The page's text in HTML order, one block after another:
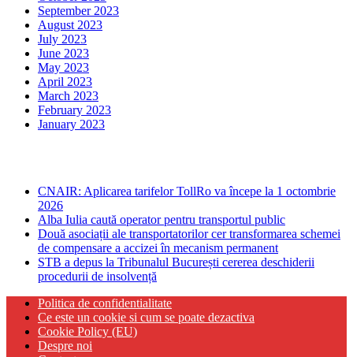
September 2023
August 2023
July 2023
June 2023
May 2023
April 2023
March 2023
February 2023
January 2023
CNAIR: Aplicarea tarifelor TollRo va începe la 1 octombrie
2026
Alba Iulia caută operator pentru transportul public
Două asociații ale transportatorilor cer transformarea schemei
de compensare a accizei în mecanism permanent
STB a depus la Tribunalul București cererea deschiderii
procedurii de insolvență
Politica de confidentialitate
Ce este un cookie si cum se poate dezactiva
Cookie Policy (EU)
Despre noi